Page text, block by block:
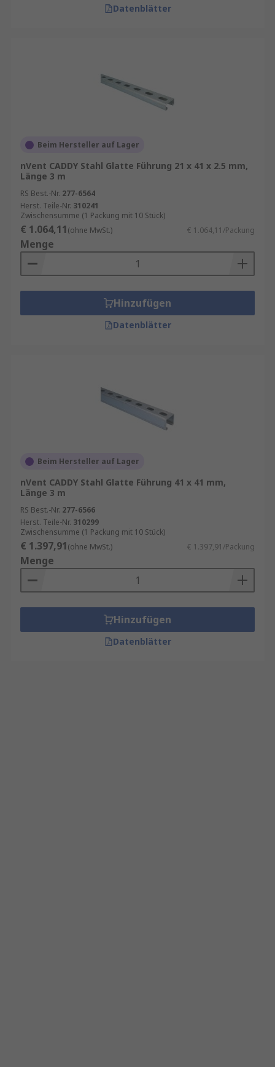
Datenblätter
Beim Hersteller auf Lager
nVent CADDY Stahl Glatte Führung 21 x 41 x 2.5 mm,
Länge 3 m
RS Best.-Nr. 277-6564
Herst. Teile-Nr. 310241
Zwischensumme (1 Packung mit 10 Stück)
€ 1.064,11(ohne MwSt.) € 1.064,11/Packung
Menge
Hinzufügen
Datenblätter
Beim Hersteller auf Lager
nVent CADDY Stahl Glatte Führung 41 x 41 mm,
Länge 3 m
RS Best.-Nr. 277-6566
Herst. Teile-Nr. 310299
Zwischensumme (1 Packung mit 10 Stück)
€ 1.397,91(ohne MwSt.) € 1.397,91/Packung
Menge
Hinzufügen
Datenblätter